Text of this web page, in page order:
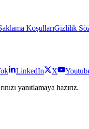
KoşullarıGizlilik
LinkedIn X
yanıtlamaya hazırız.